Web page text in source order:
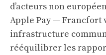
d’acteurs non
Apple Pay — Francfort
infrastructure
rééquilibrer les